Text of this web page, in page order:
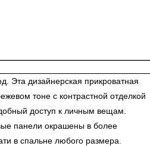
Эта дизайнерская прикроватная
тоне с контрастной отделкой
доступ к личным вещам.
панели окрашены в более
в спальне любого размера.